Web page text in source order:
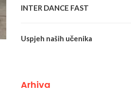
INTER DANCE FAST
Uspjeh naših učenika
Arhiva